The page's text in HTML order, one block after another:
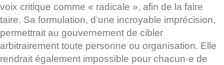
voix critique comme « radicale », afin de la faire
taire. Sa formulation, d’une incroyable imprécision,
permettrait au gouvernement de cibler
arbitrairement toute personne ou organisation. Elle
rendrait également impossible pour chacun·e de